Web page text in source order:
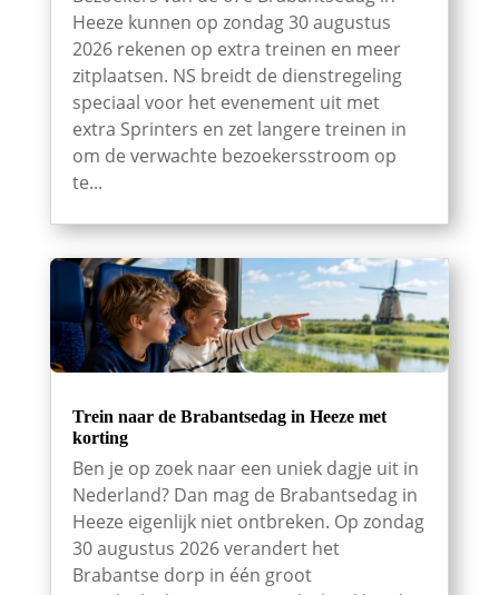
Heeze kunnen op zondag 30 augustus
2026 rekenen op extra treinen en meer
zitplaatsen. NS breidt de dienstregeling
speciaal voor het evenement uit met
extra Sprinters en zet langere treinen in
om de verwachte bezoekersstroom op
te...
Trein naar de Brabantsedag in Heeze met
korting
Ben je op zoek naar een uniek dagje uit in
Nederland? Dan mag de Brabantsedag in
Heeze eigenlijk niet ontbreken. Op zondag
30 augustus 2026 verandert het
Brabantse dorp in één groot